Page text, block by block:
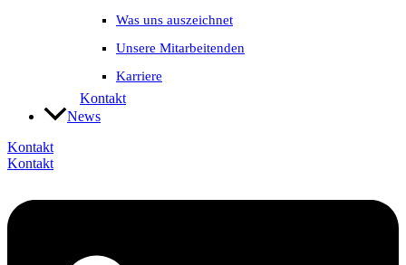
Was uns auszeichnet
Unsere Mitarbeitenden
Karriere
Kontakt
News
Kontakt
Kontakt